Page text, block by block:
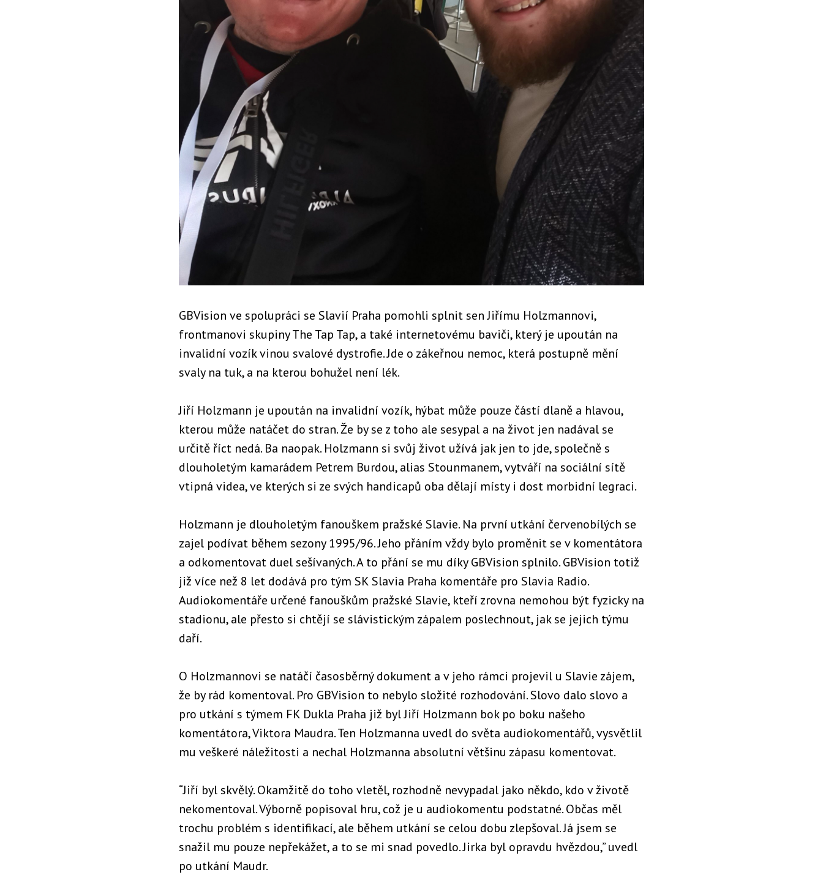
GBVision ve spolupráci se Slavií Praha pomohli splnit sen Jiřímu Holzmannovi,
frontmanovi skupiny The Tap Tap, a také internetovému baviči, který je upoután na
invalidní vozík vinou svalové dystrofie. Jde o zákeřnou nemoc, která postupně mění
svaly na tuk, a na kterou bohužel není lék.
Jiří Holzmann je upoután na invalidní vozík, hýbat může pouze částí dlaně a hlavou,
kterou může natáčet do stran. Že by se z toho ale sesypal a na život jen nadával se
určitě říct nedá. Ba naopak. Holzmann si svůj život užívá jak jen to jde, společně s
dlouholetým kamarádem Petrem Burdou, alias Stounmanem, vytváří na sociální sítě
vtipná videa, ve kterých si ze svých handicapů oba dělají místy i dost morbidní legraci.
Holzmann je dlouholetým fanouškem pražské Slavie. Na první utkání červenobílých se
zajel podívat během sezony 1995/96. Jeho přáním vždy bylo proměnit se v komentátora
a odkomentovat duel sešívaných. A to přání se mu díky GBVision splnilo. GBVision totiž
již více než 8 let dodává pro tým SK Slavia Praha komentáře pro Slavia Radio.
Audiokomentáře určené fanouškům pražské Slavie, kteří zrovna nemohou být fyzicky na
stadionu, ale přesto si chtějí se slávistickým zápalem poslechnout, jak se jejich týmu
daří.
O Holzmannovi se natáčí časosběrný dokument a v jeho rámci projevil u Slavie zájem,
že by rád komentoval. Pro GBVision to nebylo složité rozhodování. Slovo dalo slovo a
pro utkání s týmem FK Dukla Praha již byl Jiří Holzmann bok po boku našeho
komentátora, Viktora Maudra. Ten Holzmanna uvedl do světa audiokomentářů, vysvětlil
mu veškeré náležitosti a nechal Holzmanna absolutní většinu zápasu komentovat.
“Jiří byl skvělý. Okamžitě do toho vletěl, rozhodně nevypadal jako někdo, kdo v životě
nekomentoval. Výborně popisoval hru, což je u audiokomentu podstatné. Občas měl
trochu problém s identifikací, ale během utkání se celou dobu zlepšoval. Já jsem se
snažil mu pouze nepřekážet, a to se mi snad povedlo. Jirka byl opravdu hvězdou,” uvedl
po utkání Maudr.